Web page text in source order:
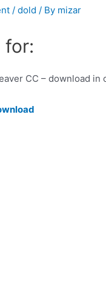
/dold / By mizar
for:
CC – download in